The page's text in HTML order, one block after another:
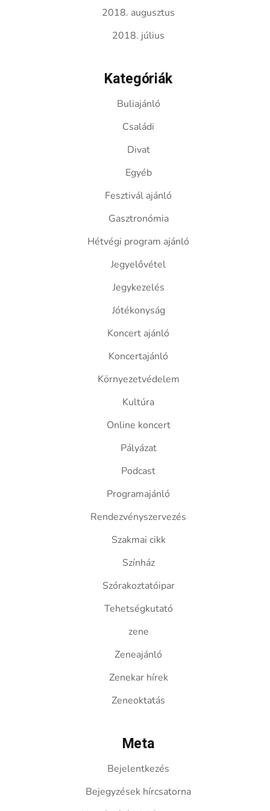
2018. augusztus
2018. július
Kategóriák
Buliajánló
Családi
Divat
Egyéb
Fesztivál ajánló
Gasztronómia
Hétvégi program ajánló
Jegyelővétel
Jegykezelés
Jótékonyság
Koncert ajánló
Koncertajánló
Környezetvédelem
Kultúra
Online koncert
Pályázat
Podcast
Programajánló
Rendezvényszervezés
Szakmai cikk
Színház
Szórakoztatóipar
Tehetségkutató
zene
Zeneajánló
Zenekar hírek
Zeneoktatás
Meta
Bejelentkezés
Bejegyzések hírcsatorna